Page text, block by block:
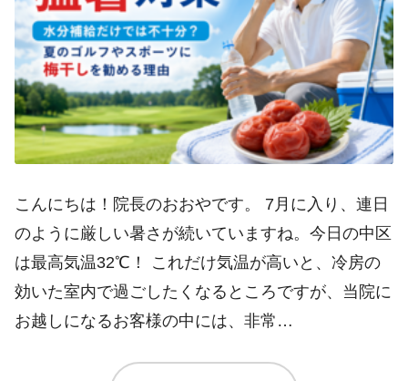
こんにちは！院長のおおやです。 7月に入り、連日
のように厳しい暑さが続いていますね。今日の中区
は最高気温32℃！ これだけ気温が高いと、冷房の
効いた室内で過ごしたくなるところですが、当院に
お越しになるお客様の中には、非常…